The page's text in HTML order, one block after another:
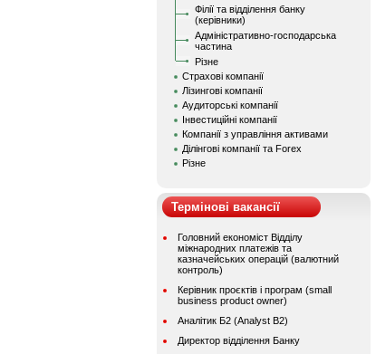
Філії та відділення банку
(керівники)
Адміністративно-господарська
частина
Різне
Страхові компанії
Лізингові компанії
Аудиторські компанії
Інвестиційні компанії
Компанії з управління активами
Ділінгові компанії та Forex
Різне
Термінові вакансії
Головний економіст Відділу
міжнародних платежів та
казначейських операцій (валютний
контроль)
Керівник проєктів і програм (small
business product owner)
Аналітик Б2 (Analyst B2)
Директор відділення Банку